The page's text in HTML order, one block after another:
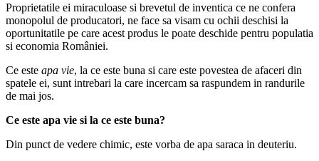
Proprietatile ei miraculoase si brevetul de inventica ce ne confera
monopolul de producatori, ne face sa visam cu ochii deschisi la
oportunitatile pe care acest produs le poate deschide pentru populatia
si economia României.
Ce este apa vie, la ce este buna si care este povestea de afaceri din
spatele ei, sunt intrebari la care incercam sa raspundem in randurile
de mai jos.
Ce este apa vie si la ce este buna?
Din punct de vedere chimic, este vorba de apa saraca in deuteriu.